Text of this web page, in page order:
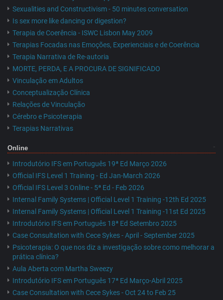
Sexualities and Constructivism - 50 minutes conversation
Is sex more like dancing or digestion?
Terapia de Coerência - ISWC Lisbon May 2009
Terapias Focadas nas Emoções, Experienciais e de Coerência
Terapia Narrativa de Re-autoria
MORTE, PERDA, E A PROCURA DE SIGNIFICADO
Vinculação em Adultos
Conceptualização Clínica
Relações de Vinculação
Cérebro e Psicoterapia
Terapias Narrativas
Online
Introdutório IFS em Português 19ª Ed Março 2026
Official IFS Level 1 Training - Ed Jan-March 2026
Official IFS Level 3 Online - 5ª Ed - Feb 2026
Internal Family Systems | Official Level 1 Training -12th Ed 2025
Internal Family Systems | Official Level 1 Training -11st Ed 2025
Introdutório IFS em Português 18ª Ed Setembro 2025
Case Consultation with Cece Sykes - April - September 2025
Psicoterapia: O que nos diz a investigação sobre como melhorar a
prática clínica?
Aula Aberta com Martha Sweezy
Introdutório IFS em Português 17ª Ed Março-Abril 2025
Case Consultation with Cece Sykes - Oct 24 to Feb 25